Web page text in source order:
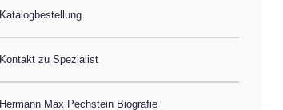
Katalogbestellung
Kontakt zu Spezialist
Hermann Max Pechstein Biografie